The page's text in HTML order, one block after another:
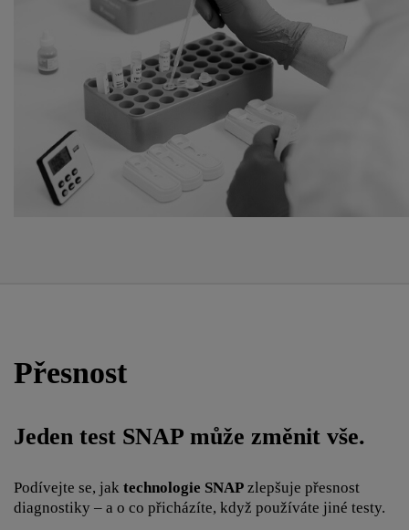
Přesnost
Jeden test SNAP může změnit vše.
Podívejte se, jak technologie SNAP zlepšuje přesnost
diagnostiky – a o co přicházíte, když používáte jiné testy.